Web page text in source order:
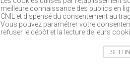
meilleure connaissance des publics en
CNIL et dispensé du consentement au
Vous pouvez paramétrer votre
refuser le dépôt et la lecture de leurs